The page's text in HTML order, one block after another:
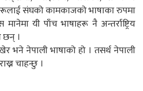
संघको कामकाजको भाषाका रुपमा
यी पाँच भाषाहरू नै अन्तर्राष्ट्रिय
छन् ।
भने नेपाली भाषाको हो । तसर्थ नेपाली
चाहन्छु ।